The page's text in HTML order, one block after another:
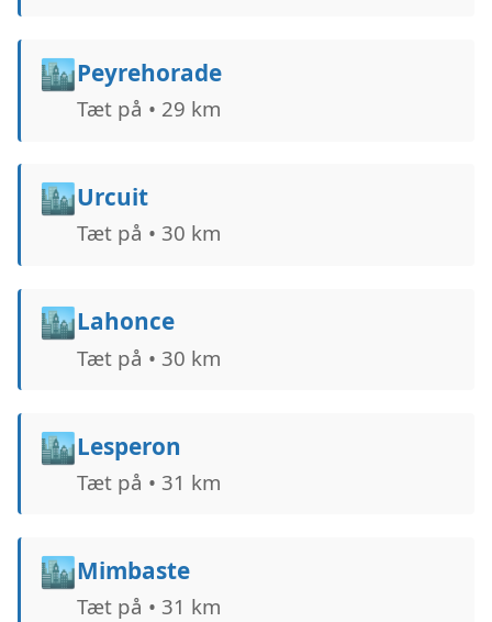
🏙️Peyrehorade
Tæt på • 29 km
🏙️Urcuit
Tæt på • 30 km
🏙️Lahonce
Tæt på • 30 km
🏙️Lesperon
Tæt på • 31 km
🏙️Mimbaste
Tæt på • 31 km